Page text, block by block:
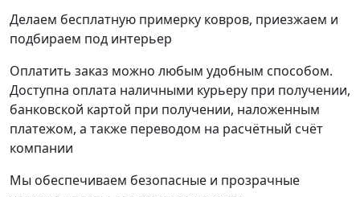
Делаем бесплатную примерку ковров, приезжаем и
подбираем под интерьер
Оплатить заказ можно любым удобным способом.
Доступна оплата наличными курьеру при получении,
банковской картой при получении, наложенным
платежом, а также переводом на расчётный счёт
компании
Мы обеспечиваем безопасные и прозрачные